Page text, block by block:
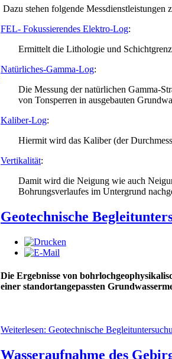
Dazu stehen folgende Messdienstleistungen
FEL- Fokussierendes Elektro-Log:
Ermittelt die Lithologie und
Natürliches-Gamma-Log:
Die Messung der natürlichen Gamma-
von Tonsperren in ausgebauten
Kaliber-Log:
Hiermit wird das Kaliber (der
Vertikalität:
Damit wird die Neigung wie auch
Bohrungsverlaufes im Untergrund
Geotechnische
Die Ergebnisse von
einer standortangepassten
Weiterlesen: Geotechnische
Wasseraufnahme des